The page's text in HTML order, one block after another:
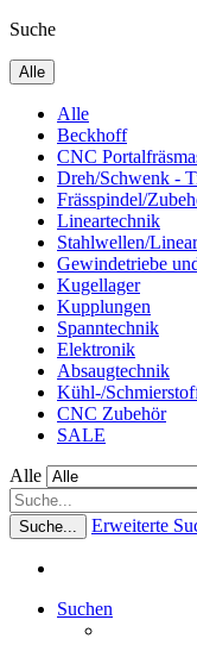
Suche
Alle
Alle
Beckhoff
CNC
Dreh/Schwenk -
Frässpindel/
Lineartechnik
Stahlwellen/
Gewindetriebe
Kugellager
Kupplungen
Spanntechnik
Elektronik
Absaugtechnik
Kühl-/
CNC Zubehör
SALE
Alle
Suche... Erweiterte
Suchen